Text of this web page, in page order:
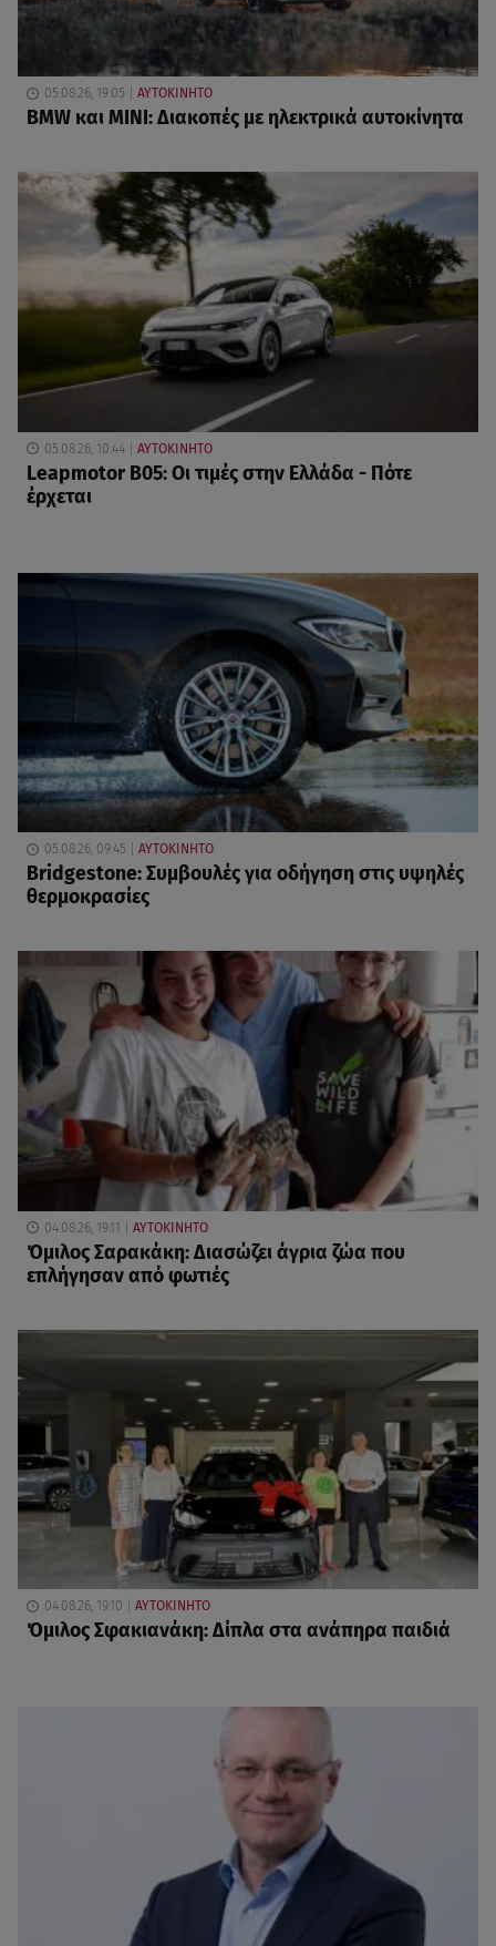
05.08.26, 19:05 ΑΥΤΟΚΙΝΗΤΟ
BMW και MINI: Διακοπές με ηλεκτρικά αυτοκίνητα
05.08.26, 10:44 ΑΥΤΟΚΙΝΗΤΟ
Leapmotor B05: Οι τιμές στην Ελλάδα - Πότε
έρχεται
05.08.26, 09:45 ΑΥΤΟΚΙΝΗΤΟ
Bridgestone: Συμβουλές για οδήγηση στις υψηλές
θερμοκρασίες
04.08.26, 19:11 ΑΥΤΟΚΙΝΗΤΟ
Όμιλος Σαρακάκη: Διασώζει άγρια ζώα που
επλήγησαν από φωτιές
04.08.26, 19:10 ΑΥΤΟΚΙΝΗΤΟ
Όμιλος Σφακιανάκη: Δίπλα στα ανάπηρα παιδιά